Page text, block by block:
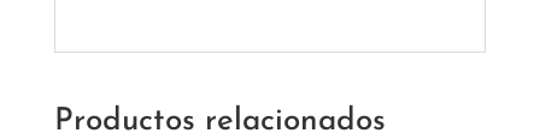
Productos relacionados